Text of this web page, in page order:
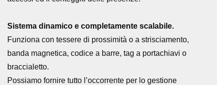
Sistema dinamico e completamente scalabile.
Funziona con tessere di prossimità o a strisciamento,
banda magnetica, codice a barre, tag a portachiavi o
braccialetto.
Possiamo fornire tutto l’occorrente per lo gestione